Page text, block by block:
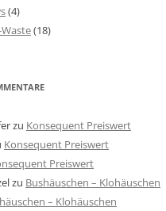
(4)
(18)
zu Konsequent Preiswert
Konsequent Preiswert
Preiswert
zu Bushäuschen – Klohäuschen
– Klohäuschen